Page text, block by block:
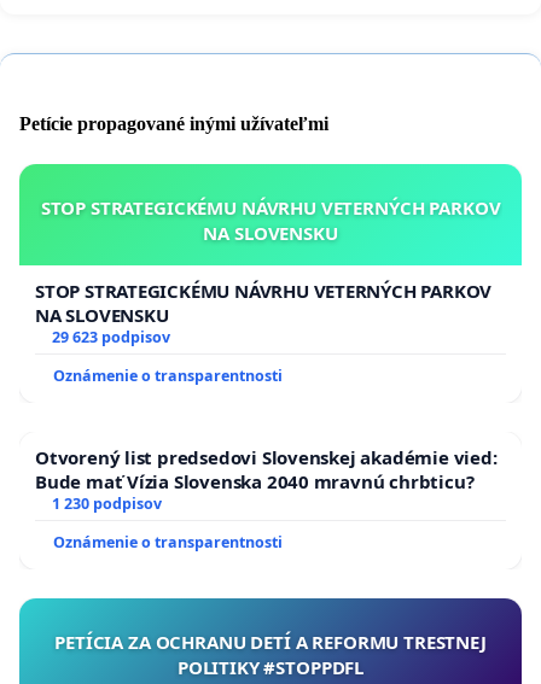
Petície propagované inými užívateľmi
STOP STRATEGICKÉMU NÁVRHU VETERNÝCH PARKOV
NA SLOVENSKU
STOP STRATEGICKÉMU NÁVRHU VETERNÝCH PARKOV
NA SLOVENSKU
29 623 podpisov
Oznámenie o transparentnosti
Otvorený list predsedovi Slovenskej akadémie vied:
Bude mať Vízia Slovenska 2040 mravnú chrbticu?
1 230 podpisov
Oznámenie o transparentnosti
PETÍCIA ZA OCHRANU DETÍ A REFORMU TRESTNEJ
POLITIKY #STOPPDFL